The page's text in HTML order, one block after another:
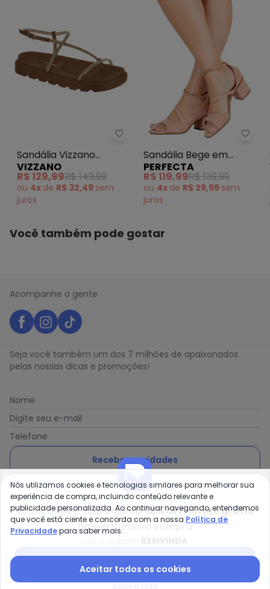
MEDIDA DO SALTO : 6 cm aproximadamente
ESTILO DE SANDÁLIA : Salto médio
ESTILO : Salto médio
TIPO : SANDÁLIA
Sandália Vizzano (Bege)
Sandália Vizzano
(Bege)
VIZZANO
R$ 129,99R$ 149,99
ou 4x de R$ 32,49 sem
juros
Sandália Bege em
Camurça
PERFECTA
R$ 119,99R$ 139,99
ou 4x de R$ 29,99 sem
juros
Você também pode gostar
Acompanhe a gente
Seja você também um dos 7 milhões de apaixonados
pelas nossas dicas e promoções!
Nome
Digite seu e-mail
Telefone
Receber novidades
Ao enviar o cadastro, você concorda com a nossa Política
de Privacidade
Posthaus é uma marca da Posthaus Ltda / CNPJ:
80.462.138/0001-41
Endereço: Rua Werner Duwe, 202 Bairro Badenfurt -
Compre pelo app e ganhe12% OFF + frete grátis
na sua primeira compra
Nós utilizamos cookies e tecnologias similares para melhorar sua
experiência de compra, incluindo conteúdo relevante e
publicidade personalizada. Ao continuar navegando, entendemos
que você está ciente e concorda com a nossa Política de
Privacidadepara saber mais.
Aceitar todos os cookies